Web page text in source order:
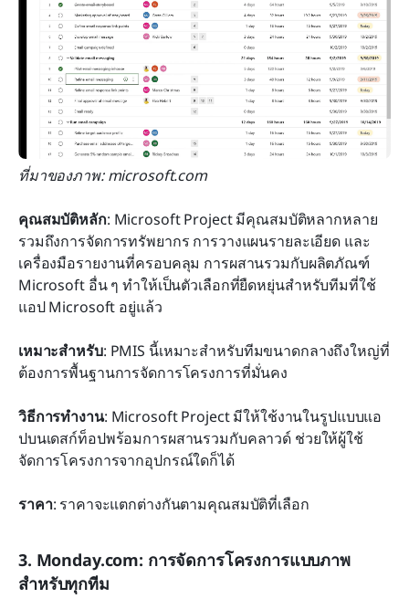
ที่มาของภาพ: microsoft.com
คุณสมบัติหลัก: Microsoft Project มีคุณสมบัติหลากหลาย
รวมถึงการจัดการทรัพยากร การวางแผนรายละเอียด และ
เครื่องมือรายงานที่ครอบคลุม การผสานรวมกับผลิตภัณฑ์
Microsoft อื่น ๆ ทำให้เป็นตัวเลือกที่ยืดหยุ่นสำหรับทีมที่ใช้
แอป Microsoft อยู่แล้ว
เหมาะสำหรับ: PMIS นี้เหมาะสำหรับทีมขนาดกลางถึงใหญ่ที่
ต้องการพื้นฐานการจัดการโครงการที่มั่นคง
วิธีการทำงาน: Microsoft Project มีให้ใช้งานในรูปแบบแอ
ปบนเดสก์ท็อปพร้อมการผสานรวมกับคลาวด์ ช่วยให้ผู้ใช้
จัดการโครงการจากอุปกรณ์ใดก็ได้
ราคา: ราคาจะแตกต่างกันตามคุณสมบัติที่เลือก
3. Monday.com: การจัดการโครงการแบบภาพ
สำหรับทุกทีม